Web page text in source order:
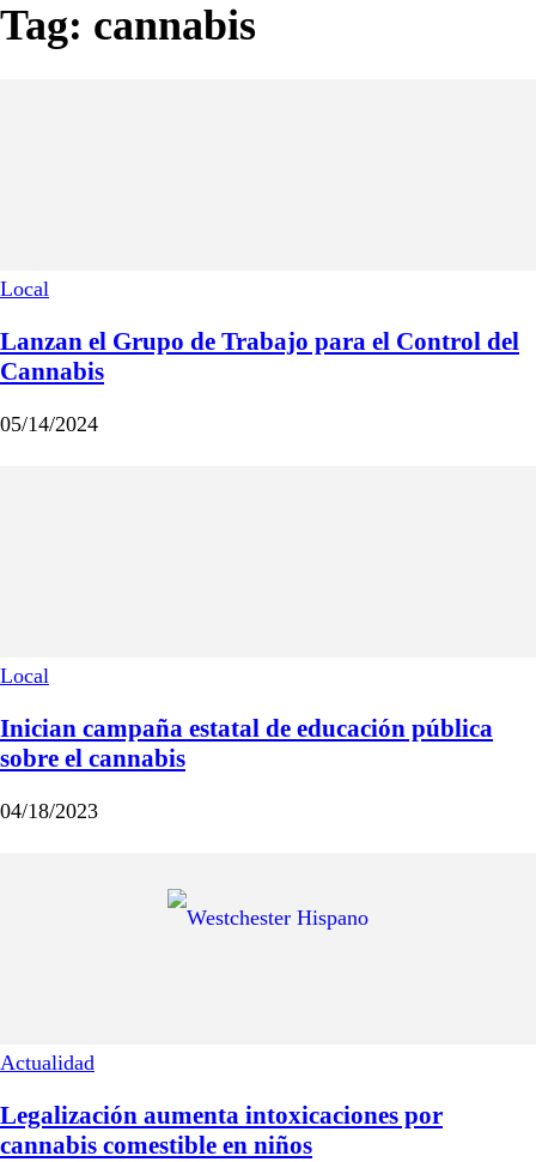
Tag: cannabis
Local
Lanzan el Grupo de Trabajo para el Control del
Cannabis
05/14/2024
Local
Inician campaña estatal de educación pública
sobre el cannabis
04/18/2023
Actualidad
Legalización aumenta intoxicaciones por
cannabis comestible en niños